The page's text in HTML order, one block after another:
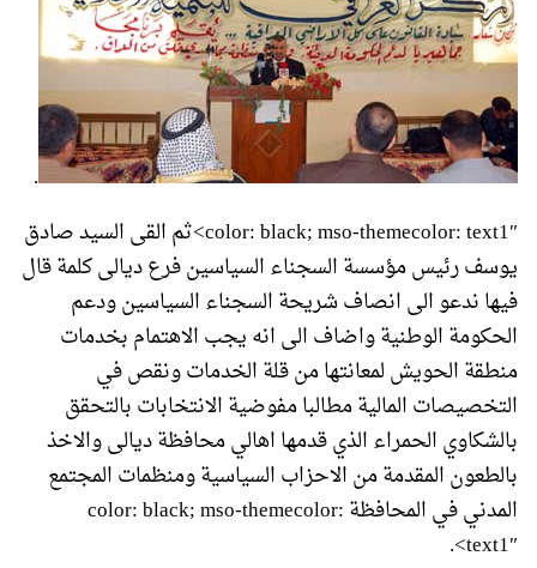
.
color: black; mso-themecolor: text1″>ثم القى السيد صادق
يوسف رئيس مؤسسة السجناء السياسين فرع ديالى كلمة قال
فيها ندعو الى انصاف شريحة السجناء السياسين ودعم
الحكومة الوطنية واضاف الى انه يجب الاهتمام بخدمات
منطقة الحويش لمعانتها من قلة الخدمات ونقص في
التخصيصات المالية مطالبا مفوضية الانتخابات بالتحقق
بالشكاوي الحمراء الذي قدمها اهالي محافظة ديالى والاخذ
بالطعون المقدمة من الاحزاب السياسية ومنظمات المجتمع
المدني في المحافظة color: black; mso-themecolor:
text1″>.